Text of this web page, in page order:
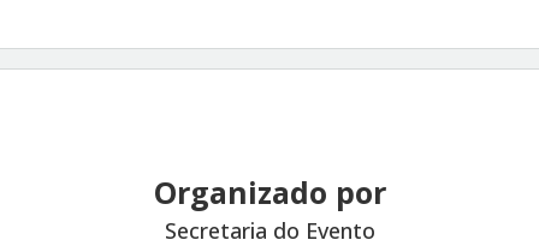
Organizado por
Secretaria do Evento